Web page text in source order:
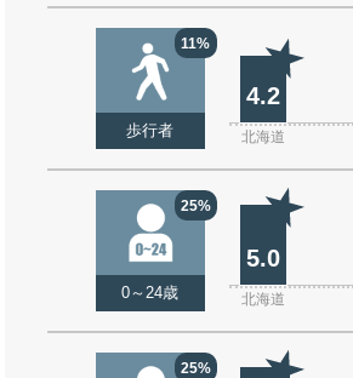
11%
歩行者
4.2
北海道
25%
0～24歳
5.0
北海道
25%